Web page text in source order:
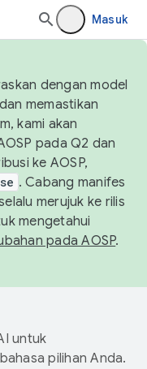
Masuk
dengan model
memastikan
kami akan
pada Q2 dan
ke AOSP,
. Cabang manifes
merujuk ke rilis
mengetahui
pada AOSP.
untuk
pilihan Anda.